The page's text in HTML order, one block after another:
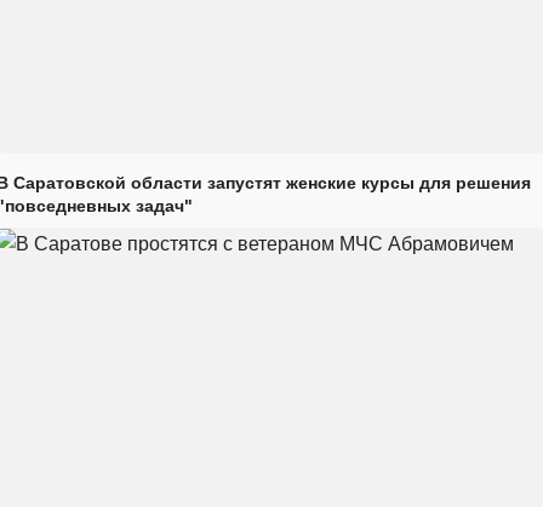
Саратовской области запустят женские курсы для решения
задач"